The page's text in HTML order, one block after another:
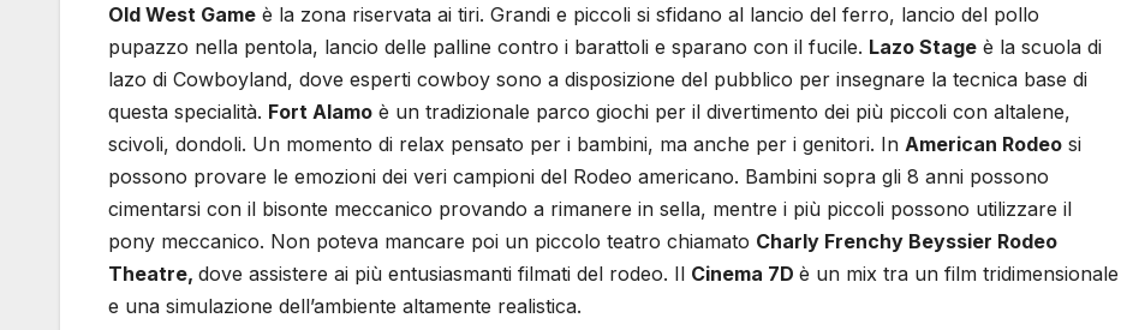
Old West Game è la zona riservata ai tiri. Grandi e piccoli si sfidano al lancio del ferro, lancio del pollo
pupazzo nella pentola, lancio delle palline contro i barattoli e sparano con il fucile. Lazo Stage è la scuola di
lazo di Cowboyland, dove esperti cowboy sono a disposizione del pubblico per insegnare la tecnica base di
questa specialità. Fort Alamo è un tradizionale parco giochi per il divertimento dei più piccoli con altalene,
scivoli, dondoli. Un momento di relax pensato per i bambini, ma anche per i genitori. In American Rodeo si
possono provare le emozioni dei veri campioni del Rodeo americano. Bambini sopra gli 8 anni possono
cimentarsi con il bisonte meccanico provando a rimanere in sella, mentre i più piccoli possono utilizzare il
pony meccanico. Non poteva mancare poi un piccolo teatro chiamato Charly Frenchy Beyssier Rodeo
Theatre, dove assistere ai più entusiasmanti filmati del rodeo. Il Cinema 7D è un mix tra un film tridimensionale
e una simulazione dell’ambiente altamente realistica.